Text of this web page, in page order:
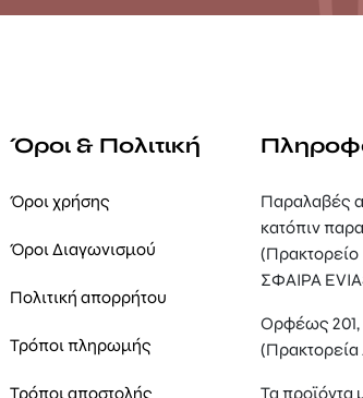
Όροι & Πολιτική
Όροι χρήσης
Όροι Διαγωνισμού
Πολιτική απορρήτου
Τρόποι πληρωμής
Τρόποι αποστολής
Παραλαβές
κατόπιν
ΣΦΑΙΡΑ
Ορφέως
Τα προϊόντα